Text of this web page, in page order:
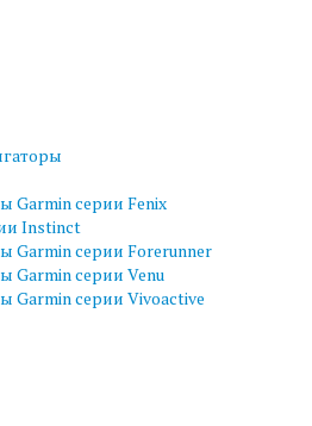
Garmin серии Fenix
Instinct
Garmin серии Forerunner
Garmin серии Venu
Garmin серии Vivoactive